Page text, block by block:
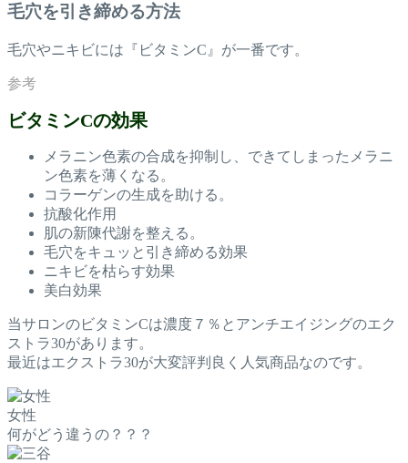
毛穴を引き締める方法
毛穴やニキビには『ビタミンC』が一番です。
ビタミンCの効果
メラニン色素の合成を抑制し、できてしまったメラニ
ン色素を薄くなる。
コラーゲンの生成を助ける。
抗酸化作用
肌の新陳代謝を整える。
毛穴をキュッと引き締める効果
ニキビを枯らす効果
美白効果
当サロンのビタミンCは濃度７％とアンチエイジングのエク
ストラ30があります。
最近はエクストラ30が大変評判良く人気商品なのです。
女性
何がどう違うの？？？